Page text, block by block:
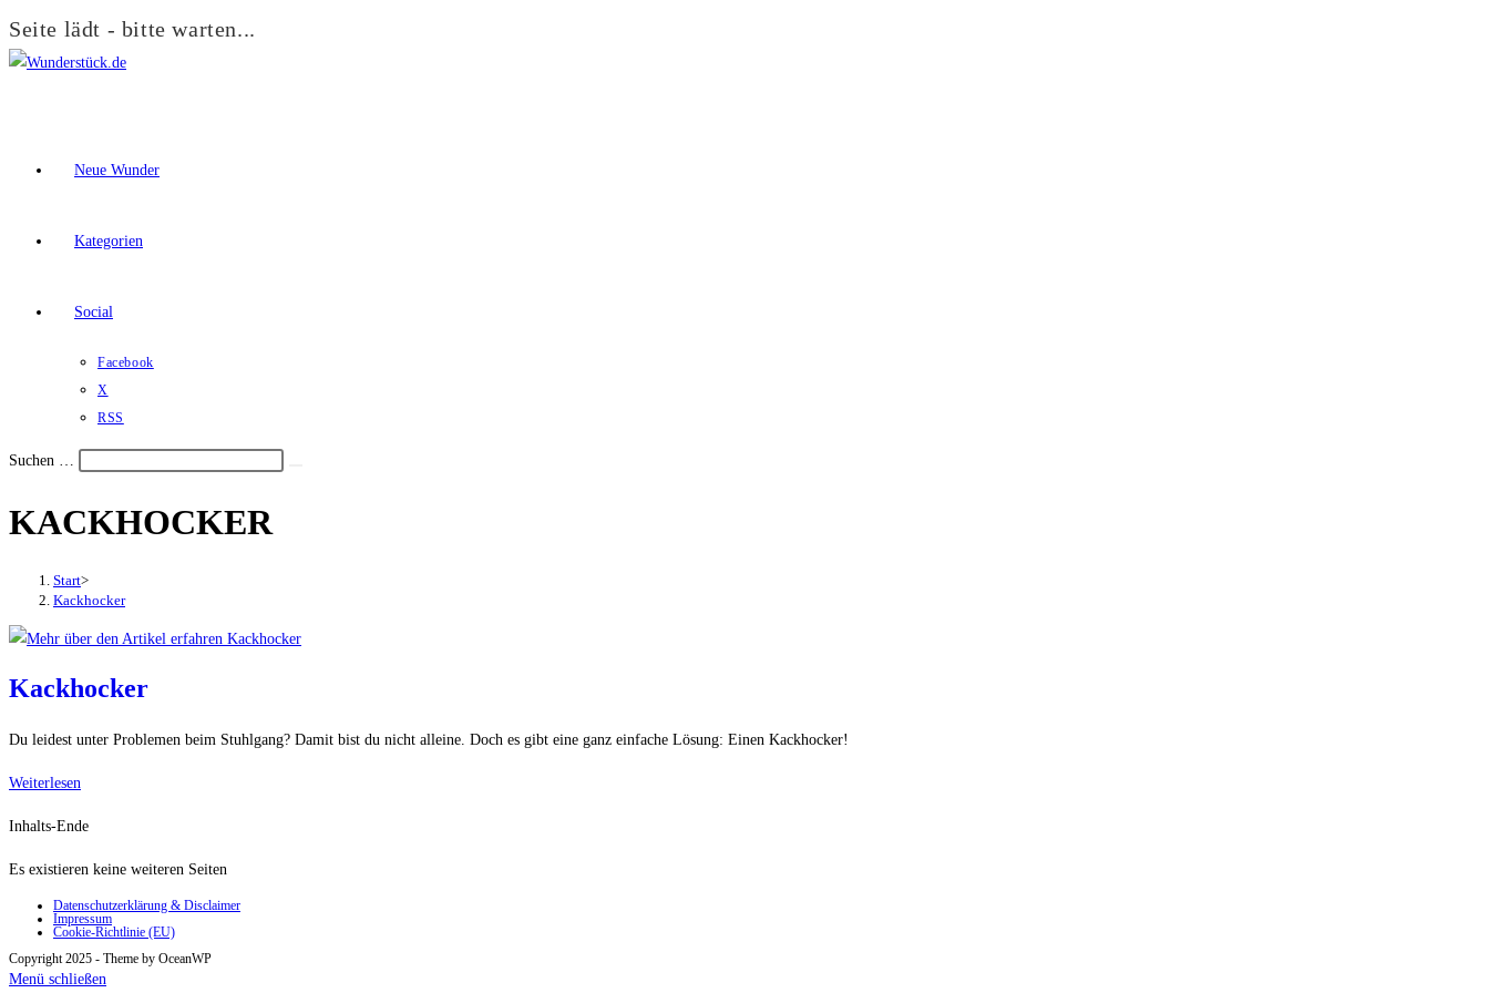
Seite lädt - bitte warten...
Zum
Neue Wunder
Kategorien
Social
Facebook
X
RSS
Suchen …
den
das
aus-
einzuklappen
KACKHOCKER
Start>
Kackhocker
Kackhocker
Du leidest unter Problemen beim Stuhlgang? Damit bist du nicht alleine. Doch es gibt eine ganz einfache Lösung: Einen Kackhocker!
Weiterlesen
Inhalts-Ende
Es existieren keine weiteren Seiten
Datenschutzerklärung & Disclaimer
Impressum
Cookie-Richtlinie (EU)
Copyright 2025 - Theme by OceanWP
Menü schließen